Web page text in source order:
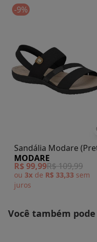
maio/2026
abril/2026
-9%
Sandália Modare
MODARE
R$ 99,99R$ 109,99
ou 3x de R$ 33,33 sem
juros
Você também